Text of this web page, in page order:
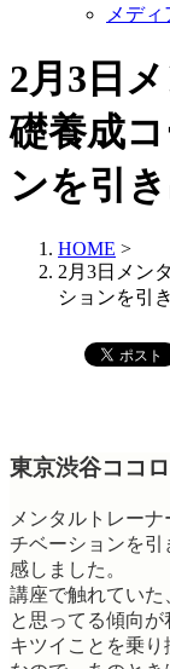
メデ
2月3日
礎養成
ンを引
HOME >
2月3日メン
ションを引
東京渋谷ココ
メンタルトレー
チベーションを
感しました。
講座で触れてい
と思ってる傾向が
キツイことを乗り